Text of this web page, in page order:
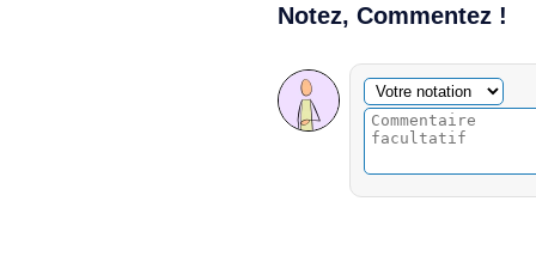
Notez, Commentez !
Commentaire facultatif
Votre notation